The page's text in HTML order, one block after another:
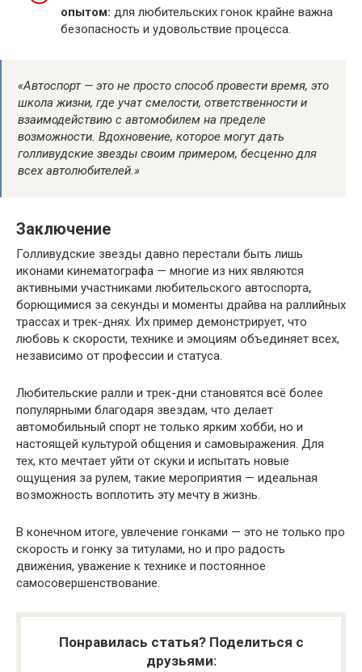
опытом: для любительских гонок крайне важна
безопасность и удовольствие процесса.
«Автоспорт — это не просто способ провести время, это
школа жизни, где учат смелости, ответственности и
взаимодействию с автомобилем на пределе
возможности. Вдохновение, которое могут дать
голливудские звезды своим примером, бесценно для
всех автолюбителей.»
Заключение
Голливудские звезды давно перестали быть лишь
иконами кинематографа — многие из них являются
активными участниками любительского автоспорта,
борющимися за секунды и моменты драйва на раллийных
трассах и трек-днях. Их пример демонстрирует, что
любовь к скорости, технике и эмоциям объединяет всех,
независимо от профессии и статуса.
Любительские ралли и трек-дни становятся всё более
популярными благодаря звездам, что делает
автомобильный спорт не только ярким хобби, но и
настоящей культурой общения и самовыражения. Для
тех, кто мечтает уйти от скуки и испытать новые
ощущения за рулем, такие мероприятия — идеальная
возможность воплотить эту мечту в жизнь.
В конечном итоге, увлечение гонками — это не только про
скорость и гонку за титулами, но и про радость
движения, уважение к технике и постоянное
самосовершенствование.
Понравилась статья? Поделиться с
друзьями: